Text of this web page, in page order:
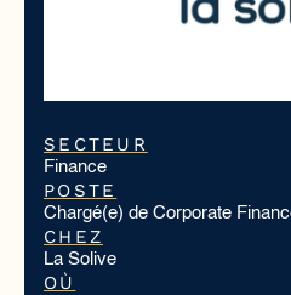
SECTEUR
Finance
POSTE
Chargé(e) de Corporate
CHEZ
La Solive
OÙ